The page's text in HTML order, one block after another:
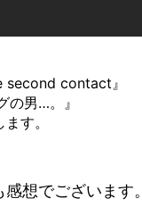
second contact』
の男…。』
す。
想でございます。